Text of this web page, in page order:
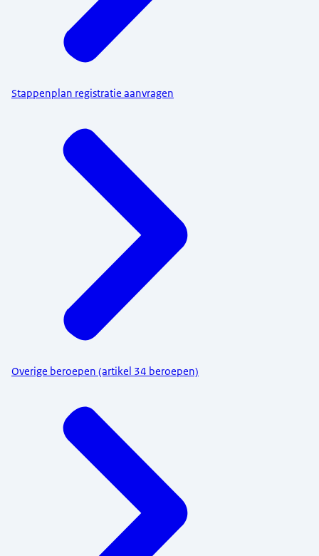
Stappenplan registratie aanvragen
Overige beroepen (artikel 34 beroepen)